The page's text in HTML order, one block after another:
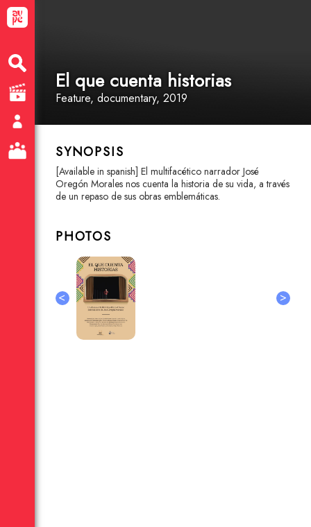
El que cuenta historias
Feature, documentary, 2019
SYNOPSIS
[Available in spanish] El multifacético narrador José
Oregón Morales nos cuenta la historia de su vida, a través
de un repaso de sus obras emblemáticas.
PHOTOS
< >